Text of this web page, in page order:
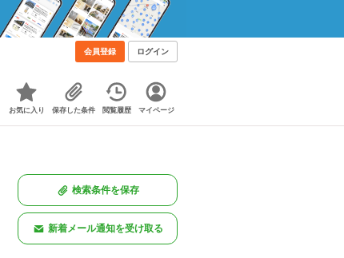
会員登録 ログイン
お気に入り 保存した条件 閲覧履歴 マイページ
検索条件を保存
新着メール通知を受け取る